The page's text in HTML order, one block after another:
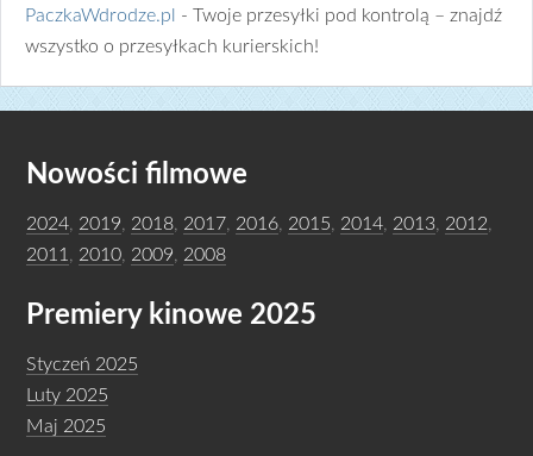
PaczkaWdrodze.pl
- Twoje przesyłki pod kontrolą – znajdź
wszystko o przesyłkach kurierskich!
Nowości filmowe
2024 2019 2018 2017 2016 2015 2014 2013 2012
2011
2010 2009 2008
Premiery kinowe 2025
Styczeń 2025
Luty 2025
Maj 2025